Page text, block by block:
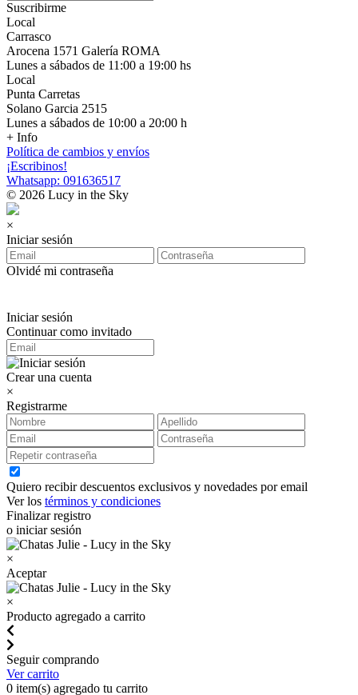
Suscribirme
Local
Carrasco
Arocena 1571 Galería ROMA
Lunes a sábados de 11:00 a 19:00 hs
Local
Punta Carretas
Solano Garcia 2515
Lunes a sábados de 10:00 a 20:00 h
+ Info
Política de cambios y envíos
¡Escribinos!
Whatsapp: 091636517
© 2026 Lucy in the Sky
×
Iniciar sesión
Olvidé mi contraseña
Iniciar sesión
Continuar como invitado
Crear una cuenta
×
Registrarme
Quiero recibir descuentos exclusivos y novedades por email
Ver los términos y condiciones
Finalizar registro
o iniciar sesión
×
Aceptar
×
Producto agregado a carrito
Seguir comprando
Ver carrito
0 item(s) agregado tu carrito